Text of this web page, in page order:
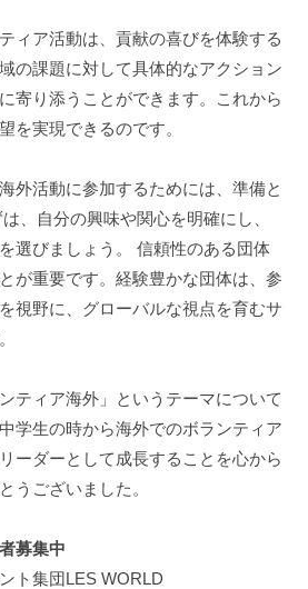
ィア活動は、貢献の喜びを体験する
の課題に対して具体的なアクション
寄り添うことができます。これから
を実現できるのです。
外活動に参加するためには、準備と
、自分の興味や関心を明確にし、
選びましょう。 信頼性のある団体
が重要です。経験豊かな団体は、参
視野に、グローバルな視点を育むサ
ティア海外」というテーマについて
学生の時から海外でのボランティア
ーダーとして成長することを心から
うございました。
募集中
ト集団LES WORLD